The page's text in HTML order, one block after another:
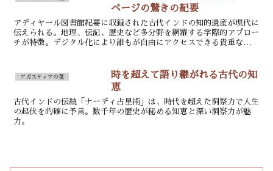
ページの驚きの紀要
アディヤール図書館紀要に収録された古代インドの知的遺産が現代に
伝えられる。地理、伝記、歴史など多分野を網羅する学際的アプロー
チが特徴。デジタル化により誰もが自由にアクセスできる貴重な学術
アガスティアの葉
時を超えて語り継がれる古代の知
恵
古代インドの伝統「ナーディ占星術」は、時代を超えた洞察力で人生
の起伏を的確に予言。数千年の歴史が秘める知恵と深い洞察力が魅
力。